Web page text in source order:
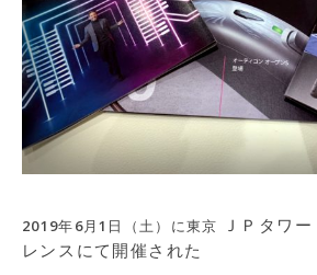
2019年6月1日（土）に東京 ＪＰタワー
レンス にて開催された